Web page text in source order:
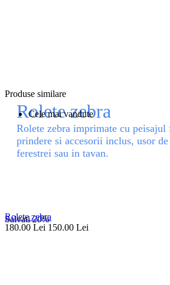
Rolete zebra
Rolete zebra imprimate cu
prindere si accesorii inclus, usor
ferestrei sau in tavan.
Produse similare
Cele mai vandute
Salvati20%
Rolete zebra
180.00 Lei 150.00 Lei